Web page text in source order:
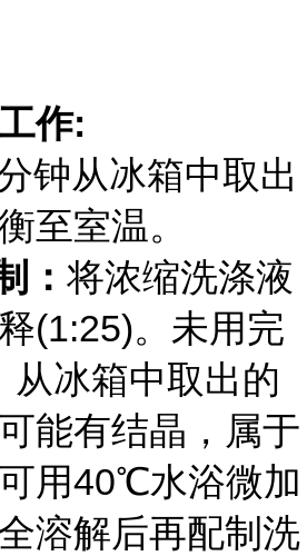
作:
钟从冰箱中取出
至室温。
： 将浓缩洗涤液
(1:25)。未用完
冰箱中取出的
能有结晶，属于
用40℃水浴微加
溶解后再配制洗